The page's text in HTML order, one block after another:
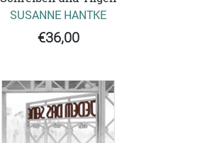
SUSANNE HANTKE
€36,00